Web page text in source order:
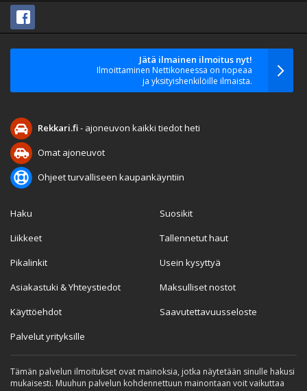
Jätä ilmainen ilmoitus nyt!
Ilmoittaminen Nettikoneessa on nopeaa
ja yksityishenkilöille ilmaista.
Rekkari.fi- ajoneuvon kaikki tiedot heti
Omat ajoneuvot
Ohjeet turvalliseen kaupankäyntiin
Haku
Liikkeet
Pikalinkit
Asiakastuki & Yhteystiedot
Käyttöehdot
Palvelut yrityksille
Suosikit
Tallennetut haut
Usein kysyttyä
Maksulliset nostot
Saavutettavuusseloste
Tämän palvelun ilmoitukset ovat mainoksia, jotka näytetään sinulle hakusi
mukaisesti. Muuhun palvelun kohdennettuun mainontaan voit vaikuttaa